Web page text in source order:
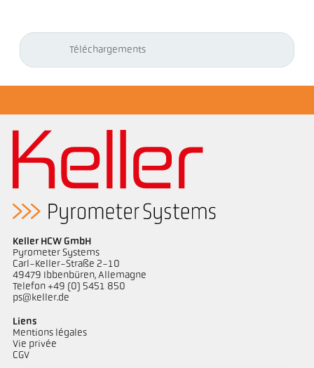
Téléchargements
Keller HCW GmbH
Pyrometer Systems
Carl-Keller-Straße 2-10
49479 Ibbenbüren, Allemagne
Telefon +49 (0) 5451 850
ps@keller.de
Liens
Mentions légales
Vie privée
CGV